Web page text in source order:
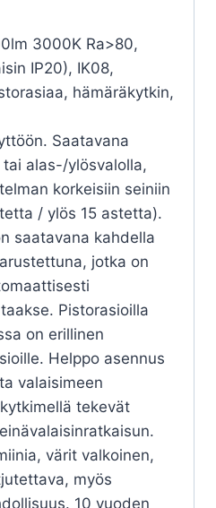
3000K Ra>80,
IP20), IK08,
hämäräkytkin,
Saatavana
alas-/ylösvalolla,
korkeisiin seiniin
/ ylös 15 astetta).
saatavana kahdella
jotka on
Pistorasioilla
on erillinen
Helppo asennus
valaisimeen
tekevät
värit valkoinen,
myös
10 vuoden